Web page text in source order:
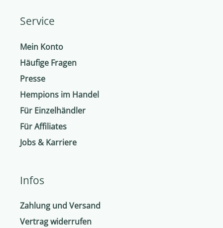
Service
Mein Konto
Häufige Fragen
Presse
Hempions im Handel
Für Einzelhändler
Für Affiliates
Jobs & Karriere
Infos
Zahlung und Versand
Vertrag widerrufen